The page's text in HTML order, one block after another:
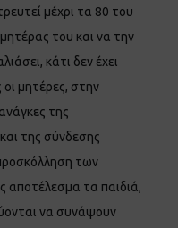
μέχρι τα 80 του
του και να την
κάτι δεν έχει
μητέρες, στην
της
της σύνδεσης
των
αποτέλεσμα τα παιδιά,
να συνάψουν